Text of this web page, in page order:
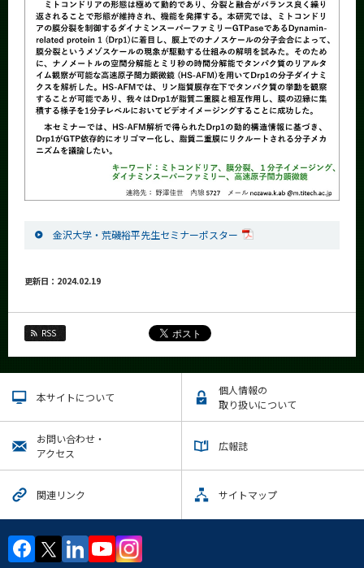
金沢大学・荒磯裕平先生セミナーポスター
更新日：2024.02.19
RSS
本サイトについて
個人情報の
取り扱いについて
お問い合わせ・
アクセス
広報誌
関連リンク サイトマップ